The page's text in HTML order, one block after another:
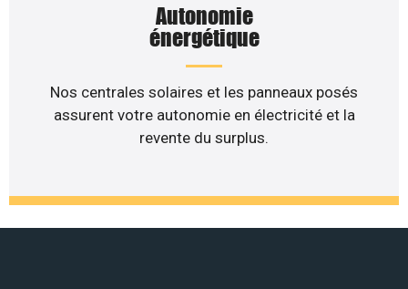
Autonomie
énergétique
Nos centrales solaires et les panneaux posés
assurent votre autonomie en électricité et la
revente du surplus.